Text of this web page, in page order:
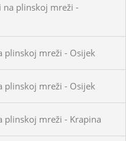
plinskoj mreži -
plinskoj mreži - Osijek
plinskoj mreži - Osijek
plinskoj mreži - Krapina